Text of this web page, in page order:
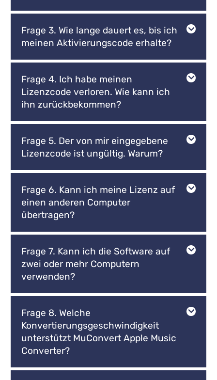
Frage 3. Wie lange dauert es, bis ich
meinen Aktivierungscode erhalte?
Frage 4. Ich habe meinen
Lizenzcode verloren. Wie kann ich
ihn zurückbekommen?
Frage 5. Der von mir eingegebene
Lizenzcode ist ungültig. Warum?
Frage 6. Kann ich meine Lizenz auf
einen anderen Computer
übertragen?
Frage 7. Kann ich die Software auf
zwei oder mehr Computern
verwenden?
Frage 8. Welche
Konvertierungsgeschwindigkeit
unterstützt MuConvert Apple Music
Converter?